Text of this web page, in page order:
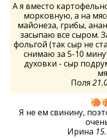
А я вместо
морковную, а на
майонеза, грибы,
засыпаю все сыром.
фольгой (так сыр не
снимаю за 5-10
духовки - сыр
Поля
Я не ем свинину,
Ирина